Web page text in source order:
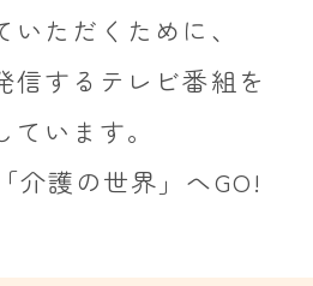
ただくために、
信するテレビ番組を
ています。
介護の世界」へGO!